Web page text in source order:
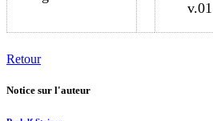
Retour
Notice sur l'auteur